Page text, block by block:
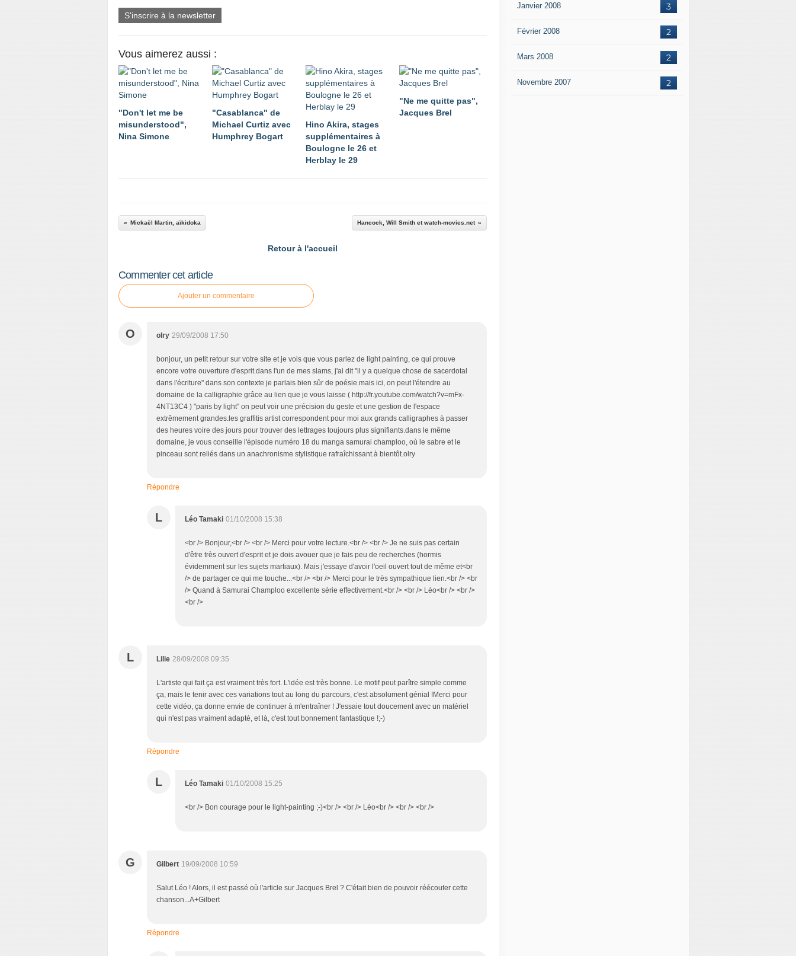
S'inscrire à la newsletter
Vous aimerez aussi :
"Don't let me be
misunderstood",
Nina Simone
"Casablanca" de
Michael Curtiz avec
Humphrey Bogart
Hino Akira, stages
supplémentaires à
Boulogne le 26 et
Herblay le 29
"Ne me quitte pas",
Jacques Brel
Mickaël Martin, aïkidoka Hancock, Will Smith et watch-movies.net
Retour à l'accueil
Commenter cet article
Ajouter un commentaire
O olry 29/09/2008 17:50
bonjour, un petit retour sur votre site et je vois que vous parlez de light painting, ce qui prouve
encore votre ouverture d'esprit.dans l'un de mes slams, j'ai dit "il y a quelque chose de sacerdotal
dans l'écriture" dans son contexte je parlais bien sûr de poésie.mais ici, on peut l'étendre au
domaine de la calligraphie grâce au lien que je vous laisse ( http://fr.youtube.com/watch?v=mFx-
4NT13C4 ) "paris by light" on peut voir une précision du geste et une gestion de l'espace
extrêmement grandes.les graffitis artist correspondent pour moi aux grands calligraphes à passer
des heures voire des jours pour trouver des lettrages toujours plus signifiants.dans le même
domaine, je vous conseille l'épisode numéro 18 du manga samurai champloo, où le sabre et le
pinceau sont reliés dans un anachronisme stylistique rafraîchissant.à bientôt.olry
Répondre
L Léo Tamaki 01/10/2008 15:38
<br /> Bonjour,<br /> <br /> Merci pour votre lecture.<br /> <br /> Je ne suis pas certain
d'être très ouvert d'esprit et je dois avouer que je fais peu de recherches (hormis
évidemment sur les sujets martiaux). Mais j'essaye d'avoir l'oeil ouvert tout de même et<br
/> de partager ce qui me touche...<br /> <br /> Merci pour le très sympathique lien.<br /> <br
/> Quand à Samurai Champloo excellente série effectivement.<br /> <br /> Léo<br /> <br />
<br />
L Lilie 28/09/2008 09:35
L'artiste qui fait ça est vraiment très fort. L'idée est très bonne. Le motif peut parître simple comme
ça, mais le tenir avec ces variations tout au long du parcours, c'est absolument génial !Merci pour
cette vidéo, ça donne envie de continuer à m'entraîner ! J'essaie tout doucement avec un matériel
qui n'est pas vraiment adapté, et là, c'est tout bonnement fantastique !;-)
Répondre
L Léo Tamaki 01/10/2008 15:25
<br /> Bon courage pour le light-painting ;-)<br /> <br /> Léo<br /> <br /> <br />
G Gilbert 19/09/2008 10:59
Salut Léo ! Alors, il est passé où l'article sur Jacques Brel ? C'était bien de pouvoir réécouter cette
chanson...A+Gilbert
Répondre
3
Janvier 2008
2
Février 2008
2
Mars 2008
2
Novembre 2007